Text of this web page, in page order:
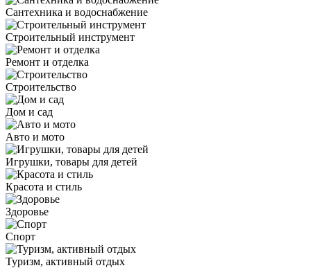
Сантехника и водоснабжение
Строительный инструмент
Ремонт и отделка
Строительство
Дом и сад
Авто и мото
Игрушки, товары для детей
Красота и стиль
Здоровье
Спорт
Туризм, активный отдых